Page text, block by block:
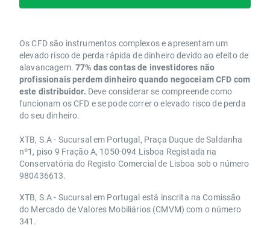
Os CFD são instrumentos complexos e apresentam um
elevado risco de perda rápida de dinheiro devido ao efeito de
alavancagem. 77% das contas de investidores não
profissionais perdem dinheiro quando negoceiam CFD com
este distribuidor. Deve considerar se compreende como
funcionam os CFD e se pode correr o elevado risco de perda
do seu dinheiro.
XTB, S.A - Sucursal em Portugal, Praça Duque de Saldanha
nº1, piso 9 Fração A, 1050-094 Lisboa Registada na
Conservatória do Registo Comercial de Lisboa sob o número
980436613.
XTB, S.A - Sucursal em Portugal está inscrita na Comissão
do Mercado de Valores Mobiliários (CMVM) com o número
341.